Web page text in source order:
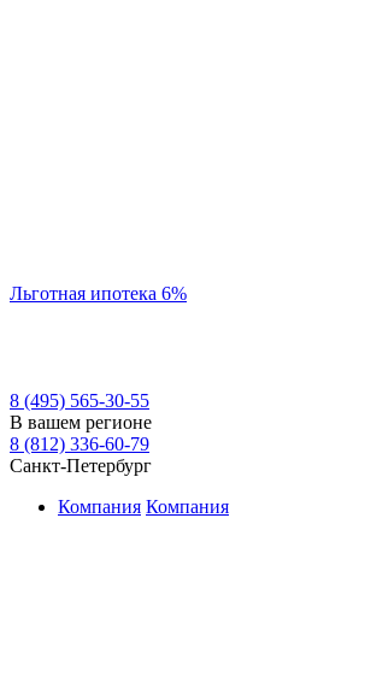
Льготная ипотека 6%
8 (495) 565-30-55
В вашем регионе
8 (812) 336-60-79
Санкт-Петербург
Компания Компания